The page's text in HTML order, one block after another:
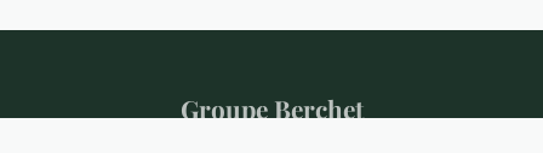
Groupe Berchet